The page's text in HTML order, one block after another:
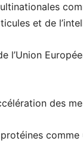
et de
l’Union
des